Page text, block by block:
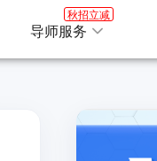
导师服务
秋招立减